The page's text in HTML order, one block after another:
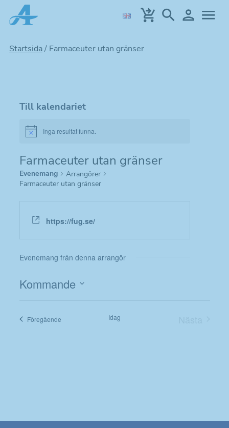
Hoppa
till
Startsida/ Farmaceuter utan gränser
Till kalendariet
Notice Inga resultat funna.
Farmaceuter utan gränser
Evenemang
Arrangörer
Farmaceuter utan gränser
Website
https://fug.se/
Evenemang från denna arrangör
Kommande
FöregåendeEvenemang Idag